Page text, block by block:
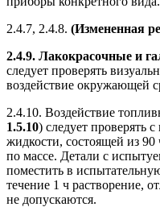
2.4.7, 2.4.8. (Измененная
2.4.9. Лакокрасочные и
следует проверять
воздействие окружающей
2.4.10. Воздействие
1.5.10) следует проверять
жидкости, состоящей из 90
по массе. Детали с
поместить в
течение 1 ч растворение,
не допускаются.